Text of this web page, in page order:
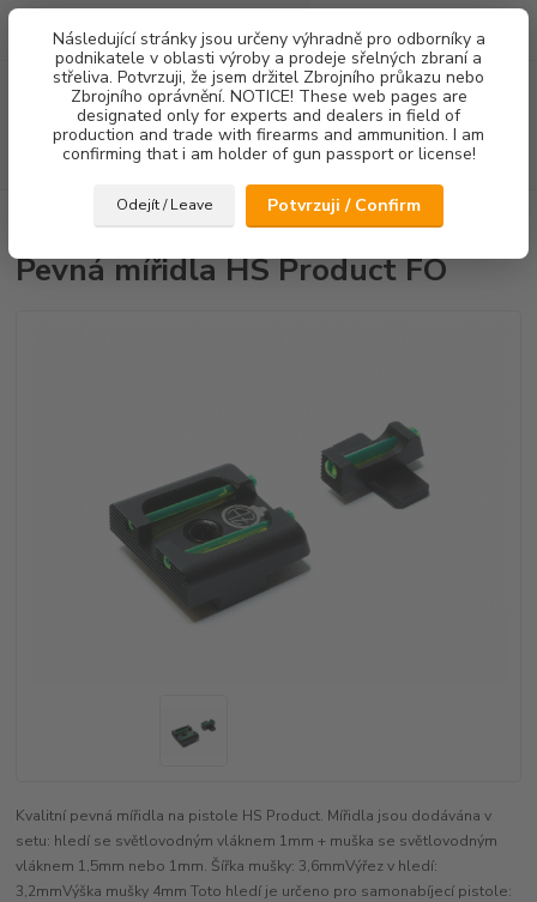
Následující stránky jsou určeny výhradně pro odborníky a
podnikatele v oblasti výroby a prodeje sřelných zbraní a
střeliva. Potvrzuji, že jsem držitel Zbrojního průkazu nebo
Zbrojního oprávnění. NOTICE! These web pages are
designated only for experts and dealers in field of
production and trade with firearms and ammunition. I am
confirming that i am holder of gun passport or license!
Odejít / Leave Potvrzuji / Confirm
Menu
Hledat
za0,00 Kč
Pevná mířidla HS Product FO
Pevná mířidla HS Product FO
Kvalitní pevná mířidla na pistole HS Product. Mířidla jsou dodávána v
setu: hledí se světlovodným vláknem 1mm + muška se světlovodným
vláknem 1,5mm nebo 1mm. Šířka mušky: 3,6mmVýřez v hledí:
3,2mmVýška mušky 4mm Toto hledí je určeno pro samonabíjecí pistole: